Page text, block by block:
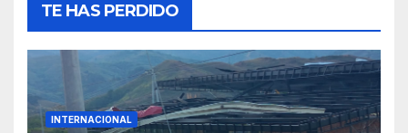
TE HAS PERDIDO
INTERNACIONAL